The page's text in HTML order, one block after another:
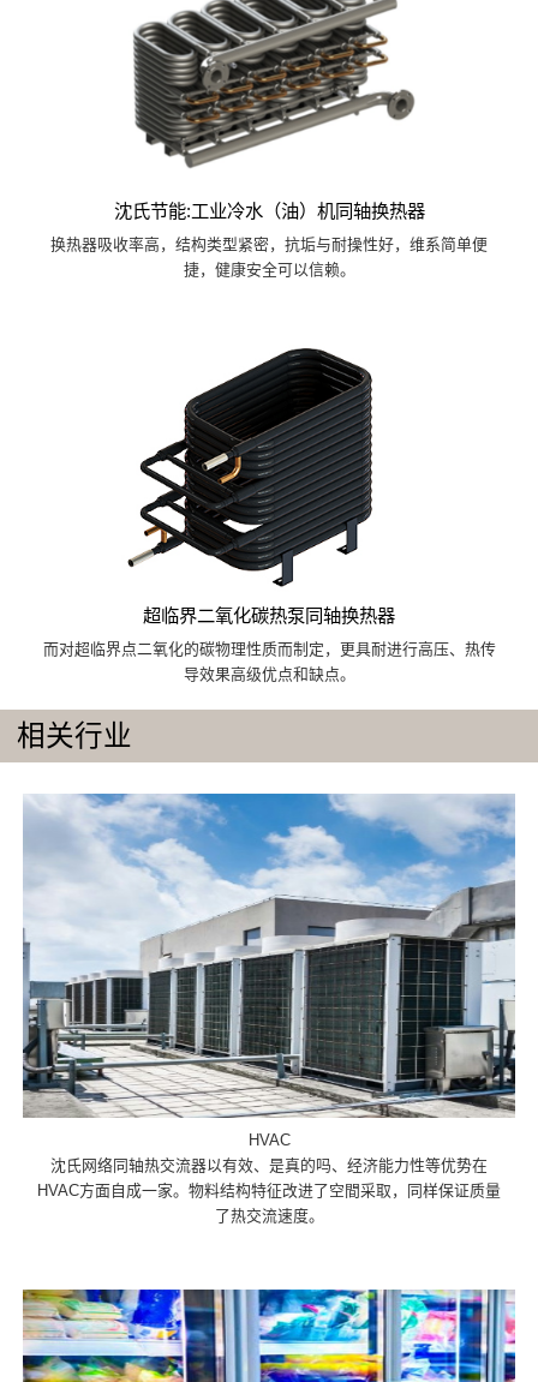
沈氏节能:工业冷水（油）机同轴换热器
换热器吸收率高，结构类型紧密，抗垢与耐操性好，维系简单便
捷，健康安全可以信赖。
超临界二氧化碳热泵同轴换热器
而对超临界点二氧化的碳物理性质而制定，更具耐进行高压、热传
导效果高级优点和缺点。
相关行业
HVAC
沈氏网络同轴热交流器以有效、是真的吗、经济能力性等优势在
HVAC方面自成一家。物料结构特征改进了空間采取，同样保证质量
了热交流速度。